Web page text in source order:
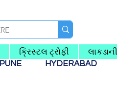
ક્રિસ્ટલ ટ્રોફી
PUNE HYDERABAD